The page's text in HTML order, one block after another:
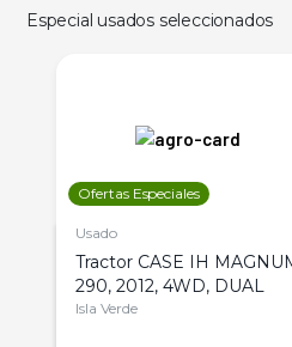
Especial usados seleccionados
Ofertas Especiales
Usado
Tractor CASE IH
290, 2012, 4WD, DUAL
Isla Verde